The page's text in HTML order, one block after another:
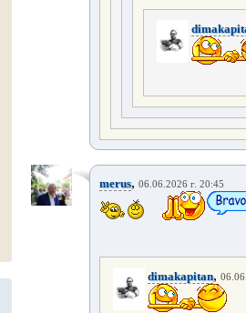
merus, 06.06.2026 г. 20:45
dimakapitan,